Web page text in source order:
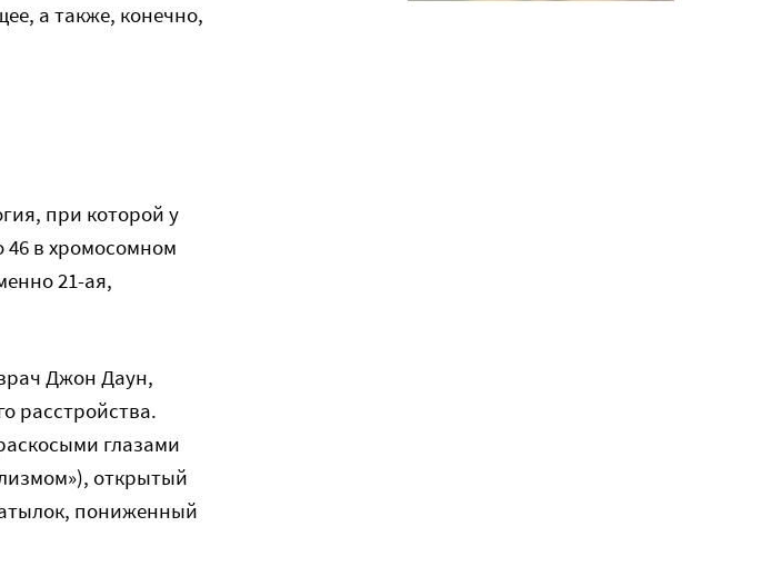
а также, конечно,
при которой у
46 в хромосомном
21-ая,
Джон Даун,
расстройства.
глазами
открытый
пониженный